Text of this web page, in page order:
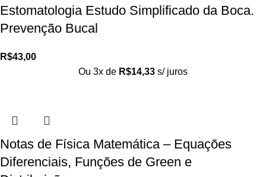
Estomatologia Estudo Simplificado da Boca.
Prevenção Bucal
R$43,00
Ou 3x de R$14,33 s/ juros
Notas de Física Matemática – Equações
Diferenciais, Funções de Green e